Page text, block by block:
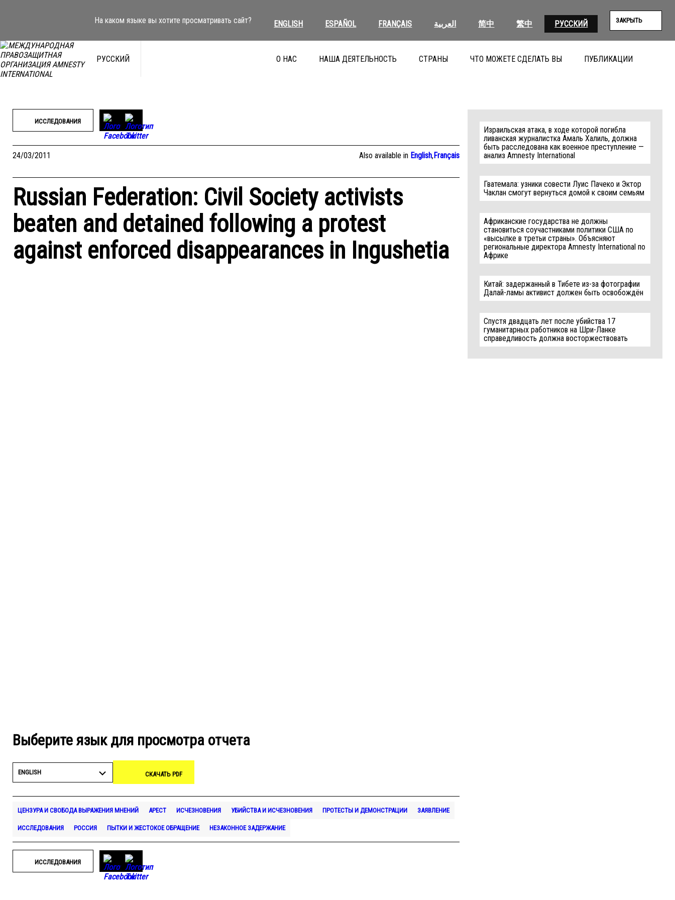
На каком языке вы хотите просматривать сайт? ENGLISH ESPAÑOL FRANÇAIS العربية 简中 繁中 РУССКИЙ ЗАКРЫТЬ
РУССКИЙ О НАС НАША ДЕЯТЕЛЬНОСТЬ СТРАНЫ ЧТО МОЖЕТЕ СДЕЛАТЬ ВЫ ПУБЛИКАЦИИ
ИССЛЕДОВАНИЯ
24/03/2011 Also available in English,Français
Russian Federation: Civil Society activists
beaten and detained following a protest
against enforced disappearances in Ingushetia
Выберите язык для просмотра отчета
ENGLISH СКАЧАТЬ PDF
ЦЕНЗУРА И СВОБОДА ВЫРАЖЕНИЯ МНЕНИЙ АРЕСТ ИСЧЕЗНОВЕНИЯ УБИЙСТВА И ИСЧЕЗНОВЕНИЯ ПРОТЕСТЫ И ДЕМОНСТРАЦИИ ЗАЯВЛЕНИЕ
ИССЛЕДОВАНИЯ РОССИЯ ПЫТКИ И ЖЕСТОКОЕ ОБРАЩЕНИЕ НЕЗАКОННОЕ ЗАДЕРЖАНИЕ
ИССЛЕДОВАНИЯ
Израильская атака, в ходе которой погибла
ливанская журналистка Амаль Халиль, должна
быть расследована как военное преступление —
анализ Amnesty International
Гватемала: узники совести Луис Пачеко и Эктор
Чаклан смогут вернуться домой к своим семьям
Африканские государства не должны
становиться соучастниками политики США по
«высылке в третьи страны». Объясняют
региональные директора Amnesty International по
Африке
Китай: задержанный в Тибете из-за фотографии
Далай-ламы активист должен быть освобождён
Спустя двадцать лет после убийства 17
гуманитарных работников на Шри-Ланке
справедливость должна восторжествовать